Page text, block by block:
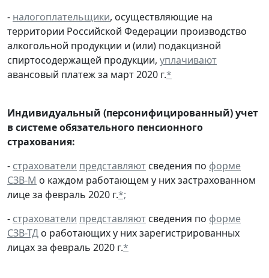
- налогоплательщики, осуществляющие на
территории Российской Федерации производство
алкогольной продукции и (или) подакцизной
спиртосодержащей продукции, уплачивают
авансовый платеж за март 2020 г.*
Индивидуальный (персонифицированный) учет
в системе обязательного пенсионного
страхования:
- страхователи представляют сведения по форме
СЗВ-М о каждом работающем у них застрахованном
лице за февраль 2020 г.*;
- страхователи представляют сведения по форме
СЗВ-ТД о работающих у них зарегистрированных
лицах за февраль 2020 г.*